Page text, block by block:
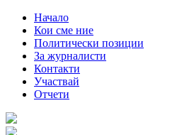
Начало
Кои сме ние
Политически позиции
За журналисти
Контакти
Участвай
Отчети